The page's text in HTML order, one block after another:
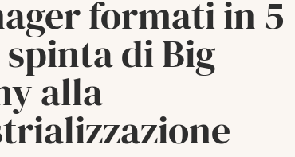
formati in 5
di Big
alla